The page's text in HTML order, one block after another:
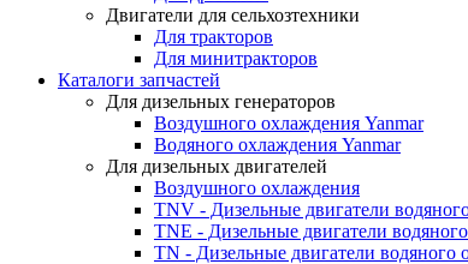
Двигатели для сельхозтехники
Для тракторов
Для минитракторов
Каталоги запчастей
Для дизельных генераторов
Воздушного охлаждения Yanmar
Водяного охлаждения Yanmar
Для дизельных двигателей
Воздушного охлаждения
TNV - Дизельные двигатели
TNE - Дизельные двигатели
TN - Дизельные двигатели водяного